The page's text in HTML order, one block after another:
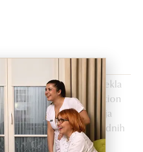
sastojcima biljnog porijekla
kože, Réparation
kožu poslije izlaganja
djelujući protiv slobodnih